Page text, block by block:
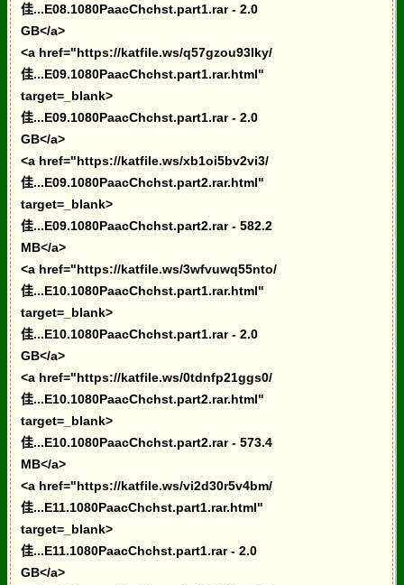
佳...E08.1080PaacChchst.part1.rar - 2.0
GB</a>
<a href="https://katfile.ws/q57gzou93lky/
佳...E09.1080PaacChchst.part1.rar.html"
target=_blank>
佳...E09.1080PaacChchst.part1.rar - 2.0
GB</a>
<a href="https://katfile.ws/xb1oi5bv2vi3/
佳...E09.1080PaacChchst.part2.rar.html"
target=_blank>
佳...E09.1080PaacChchst.part2.rar - 582.2
MB</a>
<a href="https://katfile.ws/3wfvuwq55nto/
佳...E10.1080PaacChchst.part1.rar.html"
target=_blank>
佳...E10.1080PaacChchst.part1.rar - 2.0
GB</a>
<a href="https://katfile.ws/0tdnfp21ggs0/
佳...E10.1080PaacChchst.part2.rar.html"
target=_blank>
佳...E10.1080PaacChchst.part2.rar - 573.4
MB</a>
<a href="https://katfile.ws/vi2d30r5v4bm/
佳...E11.1080PaacChchst.part1.rar.html"
target=_blank>
佳...E11.1080PaacChchst.part1.rar - 2.0
GB</a>